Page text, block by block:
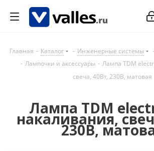
Главная - Каталог - Инженерные системы
- Лампочки и аксессуары - Лампа TDM
свеча, 40Вт, 230В, матовая
Лампа TDM
накаливания,
230В,